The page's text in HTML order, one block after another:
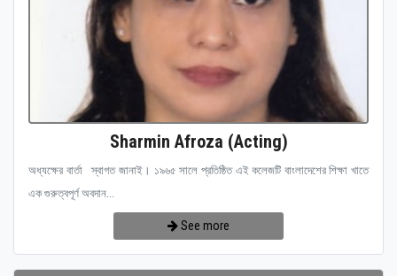
Sharmin Afroza (Acting)
অধ্যক্ষের বার্তা স্বাগত জানাই। ১৯৬৫ সালে প্রতিষ্ঠিত এই কলেজটি বাংলাদেশের শিক্ষা খাতে
এক গুরুত্বপূর্ণ অবদান...
See more